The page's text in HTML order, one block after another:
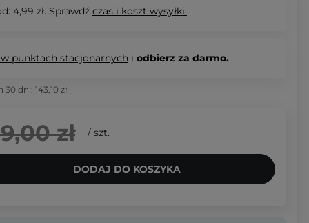
4,99 zł. Sprawdź czas i koszt wysyłki.
punktach stacjonarnych i odbierz za darmo.
30 dni: 143,10 zł
zł / szt.
DODAJ DO KOSZYKA